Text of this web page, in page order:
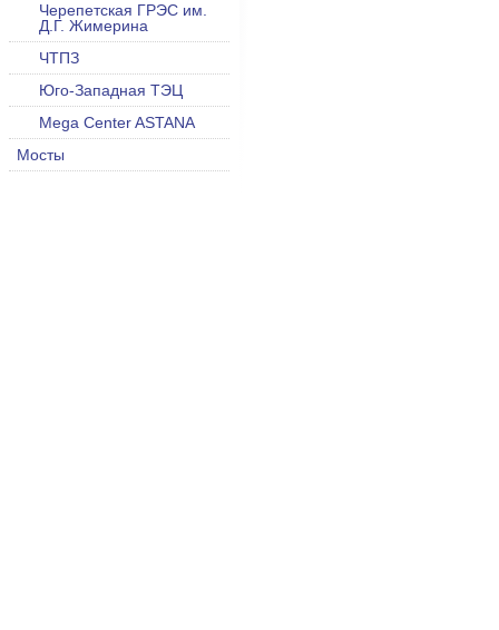
Черепетская ГРЭС им.
Д.Г. Жимерина
ЧТПЗ
Юго-Западная ТЭЦ
Mega Center ASTANA
Мосты